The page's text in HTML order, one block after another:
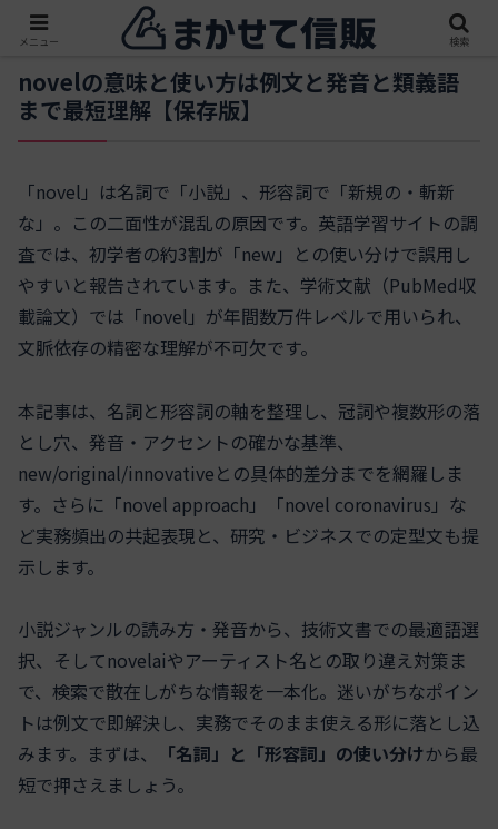
novelの意味と使い方は例文と発音と類義語
まで最短理解【保存版】
「novel」は名詞で「小説」、形容詞で「新規の・斬新
な」。この二面性が混乱の原因です。英語学習サイトの調
査では、初学者の約3割が「new」との使い分けで誤用し
やすいと報告されています。また、学術文献（PubMed収
載論文）では「novel」が年間数万件レベルで用いられ、
文脈依存の精密な理解が不可欠です。
本記事は、名詞と形容詞の軸を整理し、冠詞や複数形の落
とし穴、発音・アクセントの確かな基準、
new/original/innovativeとの具体的差分までを網羅しま
す。さらに「novel approach」「novel coronavirus」な
ど実務頻出の共起表現と、研究・ビジネスでの定型文も提
示します。
小説ジャンルの読み方・発音から、技術文書での最適語選
択、そしてnovelaiやアーティスト名との取り違え対策ま
で、検索で散在しがちな情報を一本化。迷いがちなポイン
トは例文で即解決し、実務でそのまま使える形に落とし込
みます。まずは、
「名詞」と「形容詞」の使い分けから最
短で押さえましょう。
メニュー 検索